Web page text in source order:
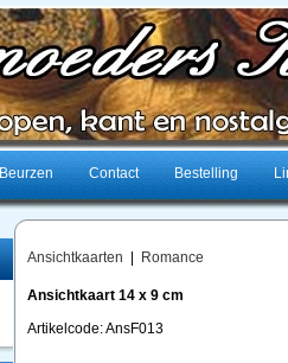
Beurzen Contact Bestelling
Ansichtkaarten Romance
Ansichtkaart 14 x 9 cm
Artikelcode: AnsF013